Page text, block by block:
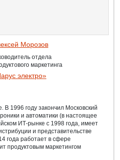
Морозов
отдела
маркетинга
электро»
В 1996 году закончил Московский
и автоматики (в настоящее
ИТ-рынке с 1998 года, имеет
и представительстве
года работает в сфере
продуктовым маркетингом